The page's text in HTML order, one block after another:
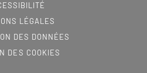
LÉGALES
DES DONNÉES
DES COOKIES